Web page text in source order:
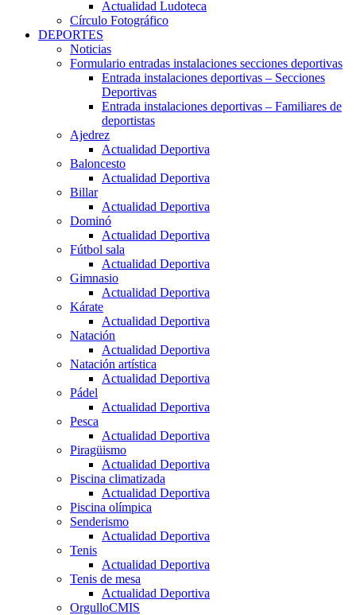
Actualidad Ludoteca
Círculo Fotográfico
DEPORTES
Noticias
Formulario entradas instalaciones secciones deportivas
Entrada instalaciones deportivas – Secciones
Deportivas
Entrada instalaciones deportivas – Familiares de
deportistas
Ajedrez
Actualidad Deportiva
Baloncesto
Actualidad Deportiva
Billar
Actualidad Deportiva
Dominó
Actualidad Deportiva
Fútbol sala
Actualidad Deportiva
Gimnasio
Actualidad Deportiva
Kárate
Actualidad Deportiva
Natación
Actualidad Deportiva
Natación artística
Actualidad Deportiva
Pádel
Actualidad Deportiva
Pesca
Actualidad Deportiva
Piragüismo
Actualidad Deportiva
Piscina climatizada
Actualidad Deportiva
Piscina olímpica
Senderismo
Actualidad Deportiva
Tenis
Actualidad Deportiva
Tenis de mesa
Actualidad Deportiva
OrgulloCMIS